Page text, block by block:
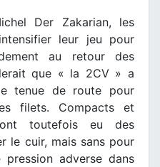
Der Zakarian, les
leur jeu pour
au retour des
que « la 2CV » a
tenue de route pour
filets. Compacts et
toutefois eu des
le cuir, mais sans pour
adverse dans